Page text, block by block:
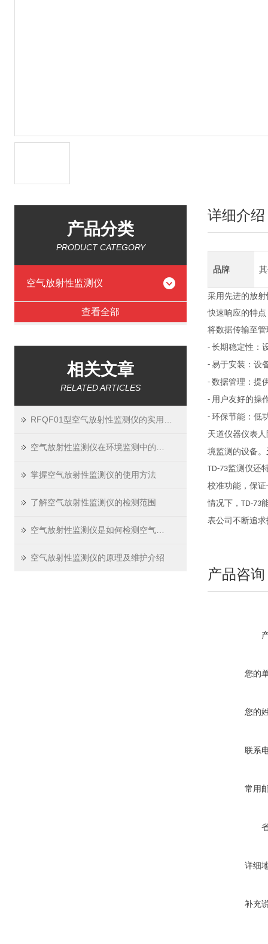
产品分类
PRODUCT CATEGORY
空气放射性监测仪
查看全部
相关文章
RELATED ARTICLES
掌握空气放射性监测仪的使用方法
了解空气放射性监测仪的检测范围
空气放射性监测仪的原理及维护介绍
详细介绍
品牌
采用先进的放
快速响应的特
将数据传输至
- 长期稳定性：
- 易于安装：设
- 数据管理：提
- 用户友好的操
- 环保节能：低
天道仪器仪表
境监测的设备。
TD-73监测仪还
校准功能，保
情况下， TD-73
表公司不断追
产品咨询
您的
您的
联系
常用
详细
补充